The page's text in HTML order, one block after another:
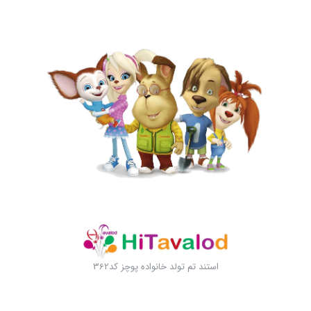
استند تم تولد خانواده پوچز کد362